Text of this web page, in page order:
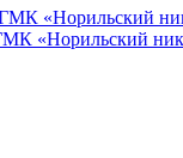
«Норильский
«Норильский